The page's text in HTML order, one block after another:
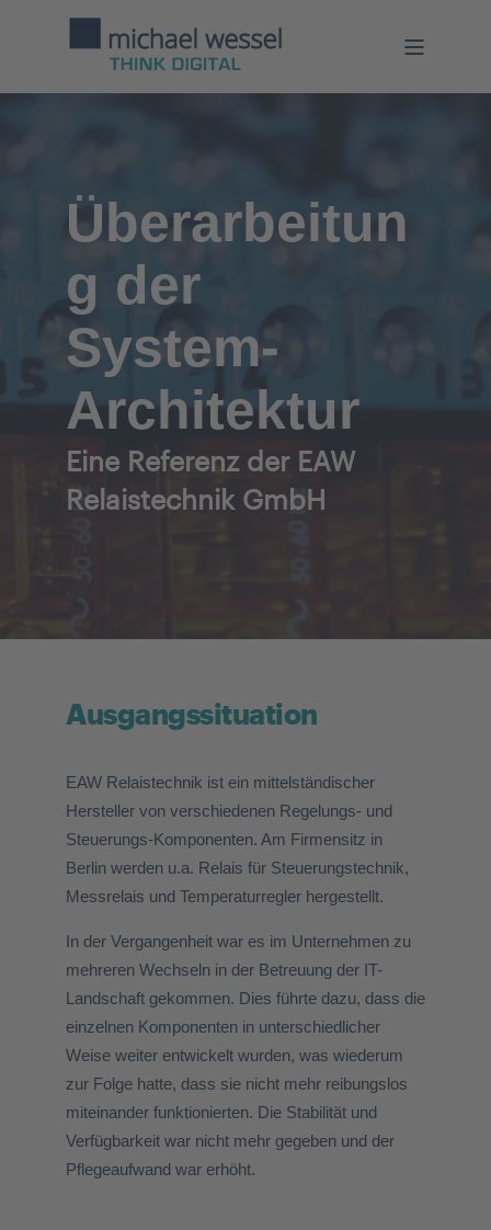
Überarbeitun
g der
System-
Architektur
Eine Referenz der EAW
Relaistechnik GmbH
Ausgangssituation
EAW Relaistechnik ist ein mittelständischer
Hersteller von verschiedenen Regelungs- und
Steuerungs-Komponenten. Am Firmensitz in
Berlin werden u.a. Relais für Steuerungstechnik,
Messrelais und Temperaturregler hergestellt.
In der Vergangenheit war es im Unternehmen zu
mehreren Wechseln in der Betreuung der IT-
Landschaft gekommen. Dies führte dazu, dass die
einzelnen Komponenten in unterschiedlicher
Weise weiter entwickelt wurden, was wiederum
zur Folge hatte, dass sie nicht mehr reibungslos
miteinander funktionierten. Die Stabilität und
Verfügbarkeit war nicht mehr gegeben und der
Pflegeaufwand war erhöht.